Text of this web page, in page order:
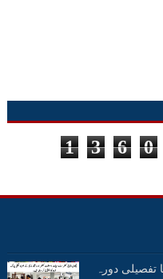
1 3 6 0
تفصیلی دورہ